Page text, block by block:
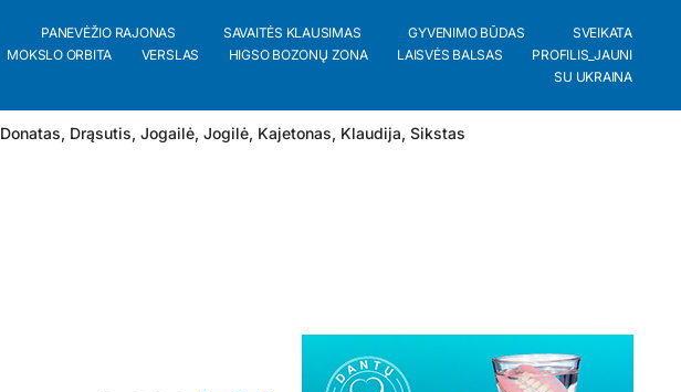
PANEVĖŽIO RAJONAS SAVAITĖS KLAUSIMAS GYVENIMO BŪDAS
SVEIKATA
MOKSLO ORBITA VERSLAS HIGSO BOZONŲ ZONA LAISVĖS BALSAS
PROFILIS_JAUNI
SU UKRAINA
Donatas, Drąsutis, Jogailė, Jogilė, Kajetonas, Klaudija, Sikstas